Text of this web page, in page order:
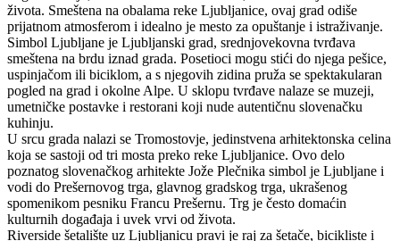
života. Smeštena na obalama reke Ljubljanice, ovaj grad odiše
prijatnom atmosferom i idealno je mesto za opuštanje i istraživanje.
Simbol Ljubljane je Ljubljanski grad, srednjovekovna tvrđava
smeštena na brdu iznad grada. Posetioci mogu stići do njega pešice,
uspinjačom ili biciklom, a s njegovih zidina pruža se spektakularan
pogled na grad i okolne Alpe. U sklopu tvrđave nalaze se muzeji,
umetničke postavke i restorani koji nude autentičnu slovenačku
kuhinju.
U srcu grada nalazi se Tromostovje, jedinstvena arhitektonska celina
koja se sastoji od tri mosta preko reke Ljubljanice. Ovo delo
poznatog slovenačkog arhitekte Jože Plečnika simbol je Ljubljane i
vodi do Prešernovog trga, glavnog gradskog trga, ukrašenog
spomenikom pesniku Francu Prešernu. Trg je često domaćin
kulturnih događaja i uvek vrvi od života.
Riverside šetalište uz Ljubljanicu pravi je raj za šetače, bicikliste i